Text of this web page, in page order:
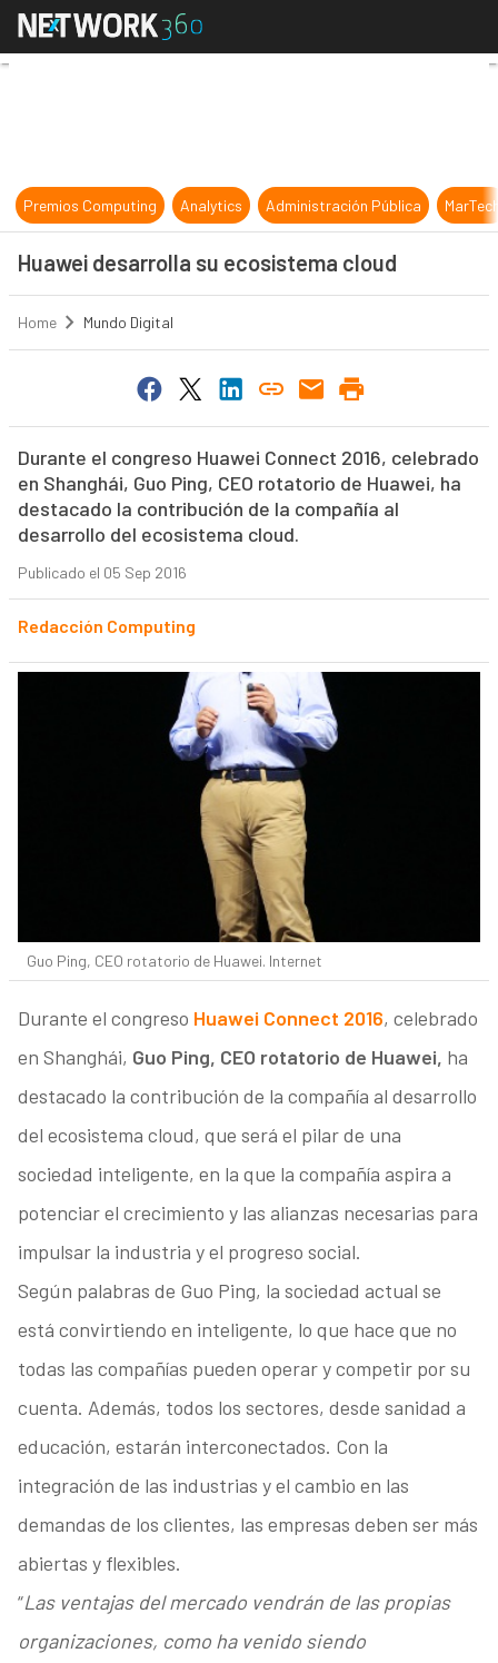
Huawei desarrolla su ecosistema
Premios Computing Analytics Administración Pública
Huawei desarrolla su ecosistema cloud
Home Mundo Digital
Durante el congreso Huawei Connect 2016, celebrado
en Shanghái, Guo Ping, CEO rotatorio de Huawei, ha
destacado la contribución de la compañía al
desarrollo del ecosistema cloud.
Publicado el 05 Sep 2016
Redacción Computing
Guo Ping, CEO rotatorio de Huawei. Internet
Durante el congreso Huawei Connect 2016, celebrado
en Shanghái, Guo Ping, CEO rotatorio de Huawei, ha
destacado la contribución de la compañía al desarrollo
del ecosistema cloud, que será el pilar de una
sociedad inteligente, en la que la compañía aspira a
potenciar el crecimiento y las alianzas necesarias para
impulsar la industria y el progreso social.
Según palabras de Guo Ping, la sociedad actual se
está convirtiendo en inteligente, lo que hace que no
todas las compañías pueden operar y competir por su
cuenta. Además, todos los sectores, desde sanidad a
educación, estarán interconectados. Con la
integración de las industrias y el cambio en las
demandas de los clientes, las empresas deben ser más
abiertas y flexibles.
“Las ventajas del mercado vendrán de las propias
organizaciones, como ha venido siendo